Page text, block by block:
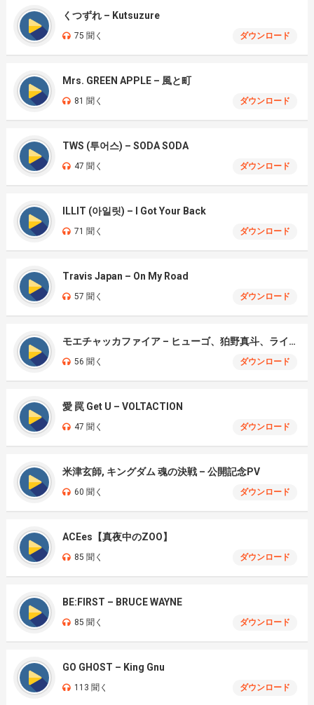
くつずれ – Kutsuzure
75 聞く ダウンロード
Mrs. GREEN APPLE – 風と町
81 聞く ダウンロード
TWS (투어스) – SODA SODA
47 聞く ダウンロード
ILLIT (아일릿) – I Got Your Back
71 聞く ダウンロード
Travis Japan – On My Road
57 聞く ダウンロード
モエチャッカファイア – ヒューゴ、狛野真斗、ライト、セヴェリアン (Cover )
56 聞く ダウンロード
愛 罠 Get U – VOLTACTION
47 聞く ダウンロード
米津玄師, キングダム 魂の決戦 – 公開記念PV
60 聞く ダウンロード
ACEes【真夜中のZOO】
85 聞く ダウンロード
BE:FIRST – BRUCE WAYNE
85 聞く ダウンロード
GO GHOST – King Gnu
113 聞く ダウンロード